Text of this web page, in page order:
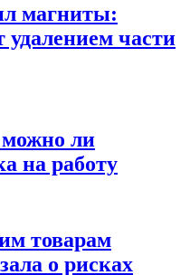
магниты:
удалением части
можно ли
на работу
товарам
о рисках